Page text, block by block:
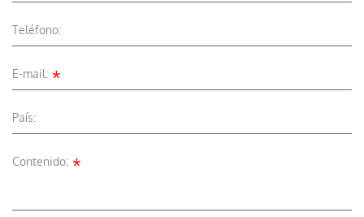
Teléfono:
E-mail: *
País:
Contenido: *